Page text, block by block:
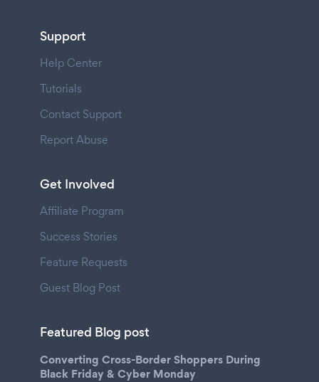
Support
Help Center
Tutorials
Contact Support
Report Abuse
Get Involved
Affiliate Program
Success Stories
Feature Requests
Guest Blog Post
Featured Blog post
Converting Cross-Border Shoppers During
Black Friday & Cyber Monday